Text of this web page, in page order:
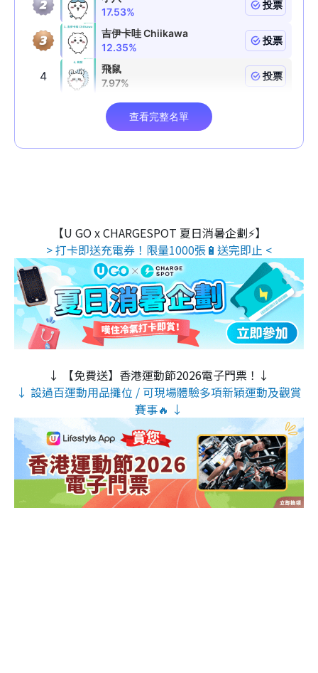
【U GO x CHARGESPOT 夏日消暑企劃⚡】
> 打卡即送充電券！限量1000張🔋送完即止 <
↓ 【免費送】香港運動節2026電子門票！↓
↓ 設過百運動用品攤位 / 可現場體驗多項新穎運動及觀賞
賽事🔥 ↓